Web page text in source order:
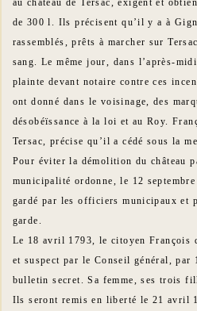
au château de Tersac, exigent et
de 300 l. Ils précisent qu’il y a à
rassemblés, prêts à marcher sur
sang. Le même jour, dans l’après-
plainte devant notaire contre ces
ont donné dans le voisinage, des
désobéïssance à la loi et au Roy.
Tersac, précise qu’il a cédé sous la
Pour éviter la démolition du château
municipalité ordonne, le 12
gardé par les officiers municipaux et
garde.
Le 18 avril 1793, le citoyen François
et suspect par le Conseil général,
bulletin secret. Sa femme, ses trois
Ils seront remis en liberté le 21 avril